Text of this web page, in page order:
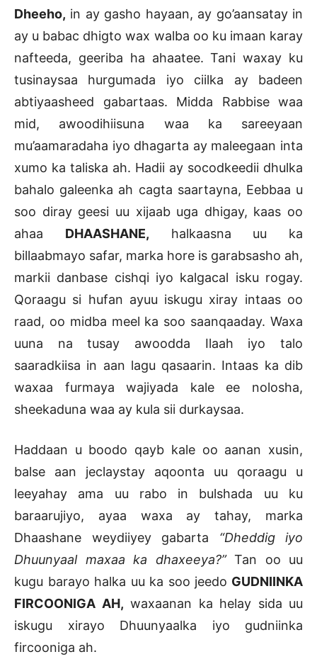
Dheeho, in ay gasho hayaan, ay go’aansatay in
ay u babac dhigto wax walba oo ku imaan karay
nafteeda, geeriba ha ahaatee. Tani waxay ku
tusinaysaa hurgumada iyo ciilka ay badeen
abtiyaasheed gabartaas. Midda Rabbise waa
mid, awoodihiisuna waa ka sareeyaan
mu’aamaradaha iyo dhagarta ay maleegaan inta
xumo ka taliska ah. Hadii ay socodkeedii dhulka
bahalo galeenka ah cagta saartayna, Eebbaa u
soo diray geesi uu xijaab uga dhigay, kaas oo
ahaa DHAASHANE, halkaasna uu ka
billaabmayo safar, marka hore is garabsasho ah,
markii danbase cishqi iyo kalgacal isku rogay.
Qoraagu si hufan ayuu iskugu xiray intaas oo
raad, oo midba meel ka soo saanqaaday. Waxa
uuna na tusay awoodda Ilaah iyo talo
saaradkiisa in aan lagu qasaarin. Intaas ka dib
waxaa furmaya wajiyada kale ee nolosha,
sheekaduna waa ay kula sii durkaysaa.
Haddaan u boodo qayb kale oo aanan xusin,
balse aan jeclaystay aqoonta uu qoraagu u
leeyahay ama uu rabo in bulshada uu ku
baraarujiyo, ayaa waxa ay tahay, marka
Dhaashane weydiiyey gabarta “Dheddig iyo
Dhuunyaal maxaa ka dhaxeeya?”Tan oo uu
kugu barayo halka uu ka soo jeedo GUDNIINKA
FIRCOONIGA AH, waxaanan ka helay sida uu
iskugu xirayo Dhuunyaalka iyo gudniinka
fircooniga ah.